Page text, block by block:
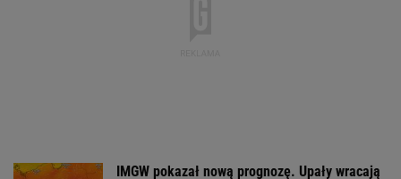
IMGW pokazał nową prognozę. Upały wracają